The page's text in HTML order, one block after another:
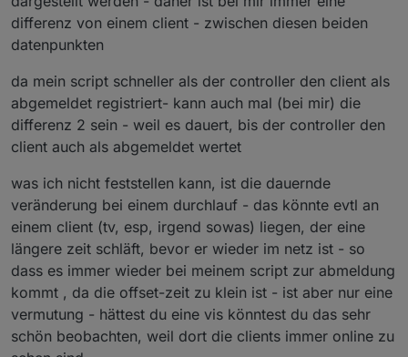
differenz von einem client - zwischen diesen beiden
datenpunkten
da mein script schneller als der controller den client als
abgemeldet registriert- kann auch mal (bei mir) die
differenz 2 sein - weil es dauert, bis der controller den
client auch als abgemeldet wertet
was ich nicht feststellen kann, ist die dauernde
veränderung bei einem durchlauf - das könnte evtl an
einem client (tv, esp, irgend sowas) liegen, der eine
längere zeit schläft, bevor er wieder im netz ist - so
dass es immer wieder bei meinem script zur abmeldung
kommt , da die offset-zeit zu klein ist - ist aber nur eine
vermutung - hättest du eine vis könntest du das sehr
schön beobachten, weil dort die clients immer online zu